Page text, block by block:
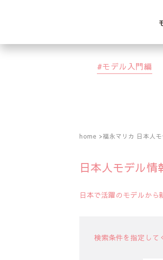
モデル入門編
home 福永マリカ 日本人モ
日本人モデル情
日本で活躍のモデルか
検索条件を指定して